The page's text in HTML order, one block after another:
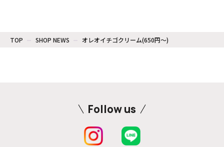
TOP SHOP NEWS オレオイチゴクリーム(650円〜)
Follow us